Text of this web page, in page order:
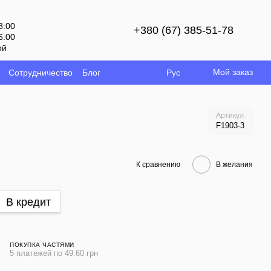
+380 (67) 385-51-78
Сотрудничество Блог Рус Мой заказ
Артикул
F1903-3
К сравнению В желания
В кредит
ПОКУПКА ЧАСТЯМИ
5 платежей по 49.60 грн